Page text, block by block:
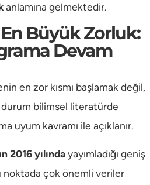
anlamına gelmektedir.
Büyük Zorluk:
Devam
en zor kısmı başlamak değil,
durum bilimsel literatürde
uyum kavramı ile açıklanır.
2016 yılındayayımladığı geniş
noktada çok önemli veriler